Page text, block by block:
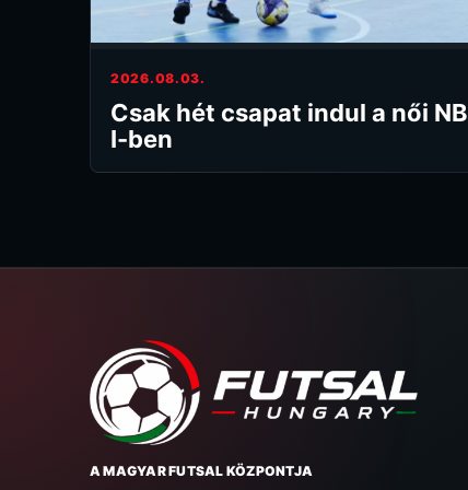
2026.08.03.
Csak hét csapat indul a női NB
I-ben
A MAGYAR FUTSAL KÖZPONTJA